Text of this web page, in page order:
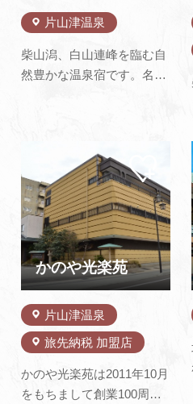
片山津温泉
柴山潟、白山連峰を臨む自
然豊かな温泉宿です。名
で創作バイキングをお楽し
みください。
かのや光楽苑
片山津温泉
旅先納税 加盟店
かのや光楽苑は2011年10月
をもちまして創業100周
ペー
ジに
追加